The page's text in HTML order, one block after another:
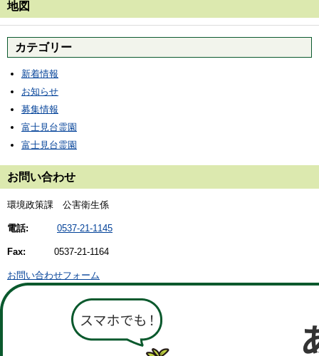
地図
カテゴリー
新着情報
お知らせ
募集情報
富士見台霊園
富士見台霊園
お問い合わせ
環境政策課 公害衛生係
電話: 0537-21-1145
Fax: 0537-21-1164
お問い合わせフォーム